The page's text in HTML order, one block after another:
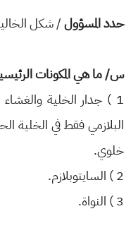
حدد المسؤول/ شكل
س/ ما هي المكونات
1 ) جدار الخلية والغشاء البلازمي في الخاليا النباتية
البلازمي فقط في الخلية
خلوي.
2 ) السايتوبلازم.
3 ) النواة.